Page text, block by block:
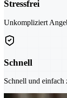
Stressfrei
Unkompliziert
Schnell
Schnell und einfach